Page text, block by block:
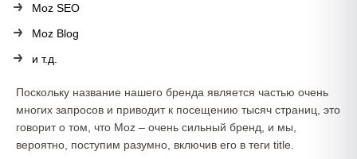
Moz SEO
Moz Blog
и т.д.
Поскольку название нашего бренда является частью очень
многих запросов и приводит к посещению тысяч страниц, это
говорит о том, что Moz – очень сильный бренд, и мы,
вероятно, поступим разумно, включив его в теги title.